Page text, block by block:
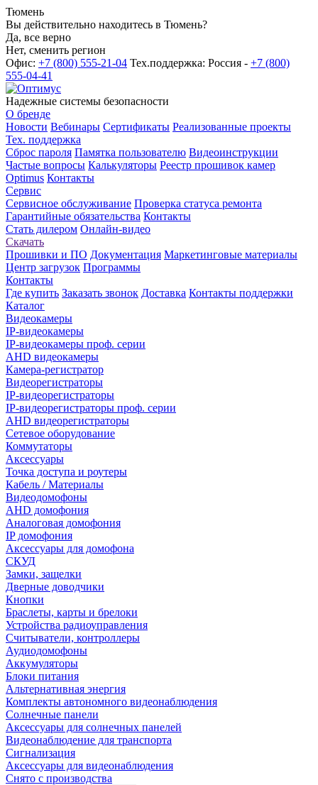
Тюмень
Вы действительно находитесь в Тюмень?
Да, все верно
Нет, сменить регион
Офис: +7 (800) 555-21-04 Тех.поддержка: Россия - +7 (800)
555-04-41
Надежные системы безопасности
О бренде
Новости Вебинары Сертификаты Реализованные проекты
Тех. поддержка
Сброс пароля Памятка пользователю Видеоинструкции
Частые вопросы Калькуляторы Реестр прошивок камер
Optimus Контакты
Сервис
Сервисное обслуживание Проверка статуса ремонта
Гарантийные обязательства Контакты
Стать дилером Онлайн-видео
Скачать
Прошивки и ПО Документация Маркетинговые материалы
Центр загрузок Программы
Контакты
Где купить Заказать звонок Доставка Контакты поддержки
Каталог
Видеокамеры
IP-видеокамеры
IP-видеокамеры проф. серии
AHD видеокамеры
Камера-регистратор
Видеорегистраторы
IP-видеорегистраторы
IP-видеорегистраторы проф. серии
AHD видеорегистраторы
Сетевое оборудование
Коммутаторы
Аксессуары
Точка доступа и роутеры
Кабель / Материалы
Видеодомофоны
AHD домофония
Аналоговая домофония
IP домофония
Аксессуары для домофона
СКУД
Замки, защелки
Дверные доводчики
Кнопки
Браслеты, карты и брелоки
Устройства радиоуправления
Считыватели, контроллеры
Аудиодомофоны
Аккумуляторы
Блоки питания
Альтернативная энергия
Комплекты автономного видеонаблюдения
Солнечные панели
Аксессуары для солнечных панелей
Видеонаблюдение для транспорта
Сигнализация
Аксессуары для видеонаблюдения
Снято с производства